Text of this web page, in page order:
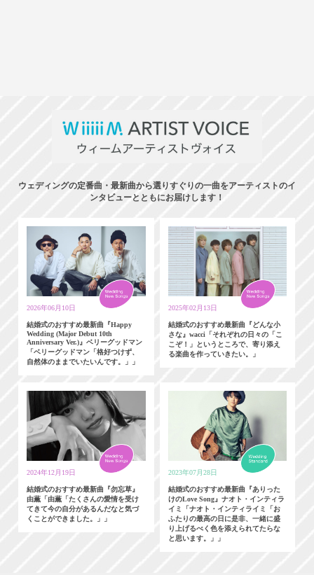
ウェディングの定番曲・最新曲から選りすぐりの一曲をアーティストのイ
ンタビューとともにお届けします！
2026年06月10日
結婚式のおすすめ最新曲『Happy
Wedding (Major Debut 10th
Anniversary Ver.)』ベリーグッドマン
「ベリーグッドマン「格好つけず、
自然体のままでいたいんです。」」
2025年02月13日
結婚式のおすすめ最新曲『どんな小
さな』wacci「それぞれの日々の「こ
こぞ！」というところで、寄り添え
る楽曲を作っていきたい。」
2024年12月19日
結婚式のおすすめ最新曲『勿忘草』
由薫「由薫「たくさんの愛情を受け
てきて今の自分があるんだなと気づ
くことができました。」」
2023年07月28日
結婚式のおすすめ最新曲『ありった
けのLove Song』ナオト・インティラ
イミ「ナオト・インティライミ「お
ふたりの最高の日に是非、一緒に盛
り上げるべく色を添えられてたらな
と思います。」」